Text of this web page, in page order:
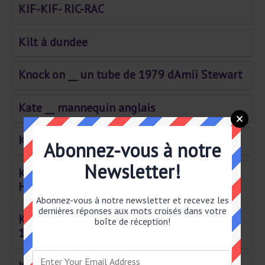
KIF-KIF- RIC-RAC
Kilt à dundee
Knock on __ un tube de 1979 dAmii Stewart
Kate __ mannequin anglais
Kitche– nettes
Kid __ rappeur connu pour Pursuit of
Happiness
Keyser criminel du film Usual Suspects en
1995
Abonnez-vous à notre
Newsletter!
Abonnez-vous à notre newsletter et recevez les
dernières réponses aux mots croisés dans votre
boîte de réception!